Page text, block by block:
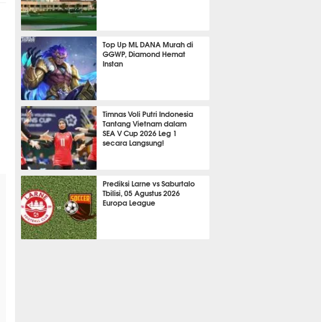
GOLF
Top Up ML DANA Murah di
GGWP, Diamond Hemat
Instan
ESPORTS
Timnas Voli Putri Indonesia
Tantang Vietnam dalam
SEA V Cup 2026 Leg 1
secara Langsung!
OLAHRAGA LAIN
Prediksi Larne vs Saburtalo
Tbilisi, 05 Agustus 2026
Europa League